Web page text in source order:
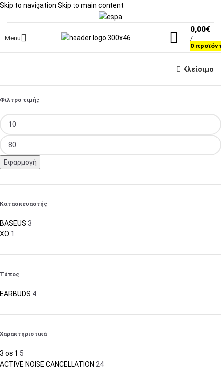
Skip to navigation Skip to main content
Menu
0
/
0,00€
Κλείσιμο
Φίλτρο τιμής
Εφαρμογή
Κατασκευαστής
BASEUS 3
XO 1
Τύπος
EARBUDS 4
Χαρακτηριστικά
3 σε 1 5
ACTIVE NOISE CANCELLATION 24